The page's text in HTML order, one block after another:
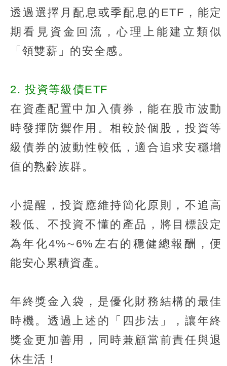
透過選擇月配息或季配息的ETF，能定
期看見資金回流，心理上能建立類似
「領雙薪」的安全感。
2. 投資等級債ETF
在資產配置中加入債券，能在股市波動
時發揮防禦作用。相較於個股，投資等
級債券的波動性較低，適合追求安穩增
值的熟齡族群。
小提醒，投資應維持簡化原則，不追高
殺低、不投資不懂的產品，將目標設定
為年化4%∼6%左右的穩健總報酬，便
能安心累積資產。
年終獎金入袋，是優化財務結構的最佳
時機。透過上述的「四步法」，讓年終
獎金更加善用，同時兼顧當前責任與退
休生活！